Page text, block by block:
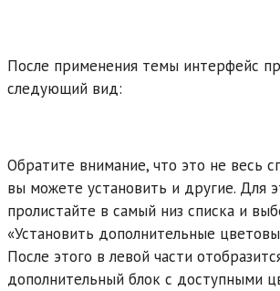
После применения темы интерфейс
следующий вид:
Обратите внимание, что это не весь
вы можете установить и другие. Для
пролистайте в самый низ списка и
«Установить дополнительные
После этого в левой части
дополнительный блок с доступными